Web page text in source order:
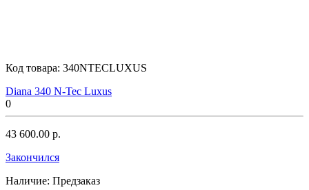
Код товара: 340NTECLUXUS
Diana 340 N-Tec Luxus
0
43 600.00 р.
Закончился
Наличие: Предзаказ